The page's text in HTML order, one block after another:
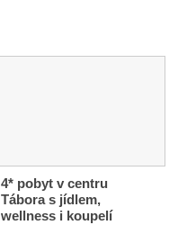
4* pobyt v centru
Tábora s jídlem,
wellness i koupelí